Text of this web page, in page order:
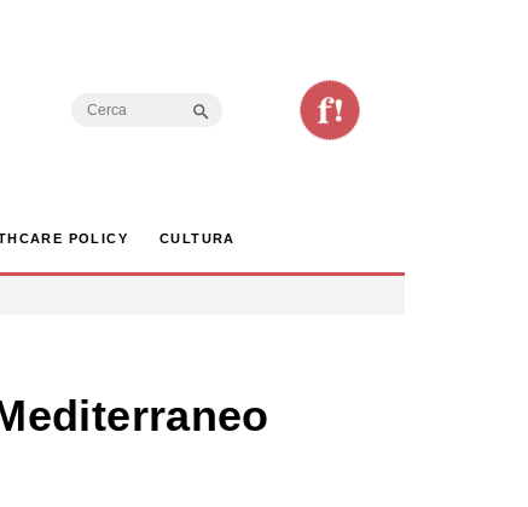
Search
POLICY CULTURA